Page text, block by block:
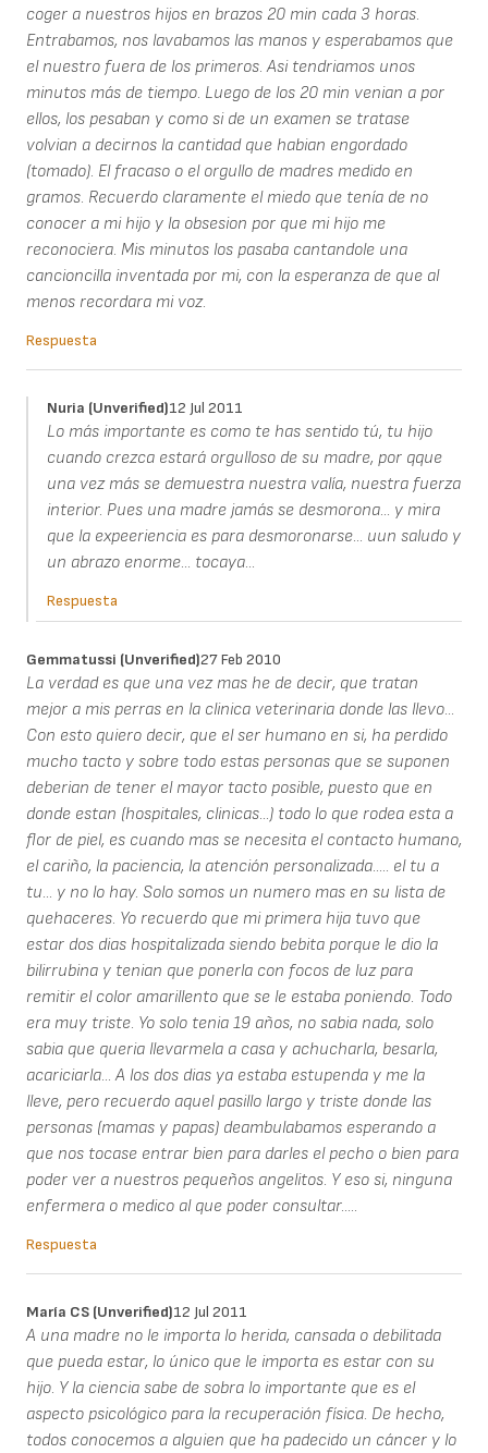
coger a nuestros hijos en brazos 20 min cada 3 horas.
Entrabamos, nos lavabamos las manos y esperabamos que
el nuestro fuera de los primeros. Asi tendriamos unos
minutos más de tiempo. Luego de los 20 min venian a por
ellos, los pesaban y como si de un examen se tratase
volvian a decirnos la cantidad que habian engordado
(tomado). El fracaso o el orgullo de madres medido en
gramos. Recuerdo claramente el miedo que tenía de no
conocer a mi hijo y la obsesion por que mi hijo me
reconociera. Mis minutos los pasaba cantandole una
cancioncilla inventada por mi, con la esperanza de que al
menos recordara mi voz.
Respuesta
Nuria (unverified)12 Jul 2011
Lo más importante es como te has sentido tú, tu hijo
cuando crezca estará orgulloso de su madre, por qque
una vez más se demuestra nuestra valía, nuestra fuerza
interior. Pues una madre jamás se desmorona... y mira
que la expeeriencia es para desmoronarse... uun saludo y
un abrazo enorme... tocaya...
Respuesta
Gemmatussi (unverified)27 Feb 2010
La verdad es que una vez mas he de decir, que tratan
mejor a mis perras en la clinica veterinaria donde las llevo...
Con esto quiero decir, que el ser humano en si, ha perdido
mucho tacto y sobre todo estas personas que se suponen
deberian de tener el mayor tacto posible, puesto que en
donde estan (hospitales, clinicas...) todo lo que rodea esta a
flor de piel, es cuando mas se necesita el contacto humano,
el cariño, la paciencia, la atención personalizada..... el tu a
tu... y no lo hay. Solo somos un numero mas en su lista de
quehaceres. Yo recuerdo que mi primera hija tuvo que
estar dos dias hospitalizada siendo bebita porque le dio la
bilirrubina y tenian que ponerla con focos de luz para
remitir el color amarillento que se le estaba poniendo. Todo
era muy triste. Yo solo tenia 19 años, no sabia nada, solo
sabia que queria llevarmela a casa y achucharla, besarla,
acariciarla... A los dos dias ya estaba estupenda y me la
lleve, pero recuerdo aquel pasillo largo y triste donde las
personas (mamas y papas) deambulabamos esperando a
que nos tocase entrar bien para darles el pecho o bien para
poder ver a nuestros pequeños angelitos. Y eso si, ninguna
enfermera o medico al que poder consultar.....
Respuesta
María CS (unverified)12 Jul 2011
A una madre no le importa lo herida, cansada o debilitada
que pueda estar, lo único que le importa es estar con su
hijo. Y la ciencia sabe de sobra lo importante que es el
aspecto psicológico para la recuperación física. De hecho,
todos conocemos a alguien que ha padecido un cáncer y lo